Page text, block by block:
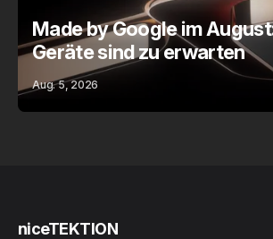
Made by Google im
Geräte sind zu erwarten
Aug. 5, 2026
niceTEKTION